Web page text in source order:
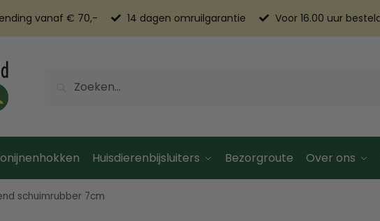
vanaf € 70,- 14 dagen omruilgarantie Voor 16.00 uur
Huisdierenbijsluiters Bezorgroute Over ons
schuimrubber 7cm